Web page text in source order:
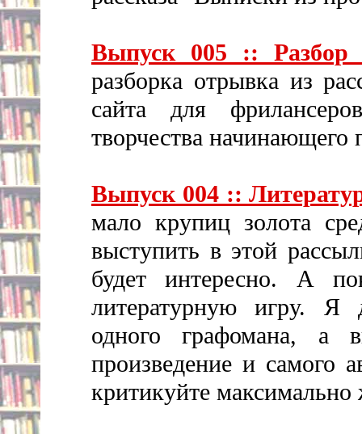
Выпуск 005 ::
разборка отрывка из
сайта для
творчества начинающего
Выпуск 004 ::
мало крупиц золота
выступить в этой
будет интересно. А
литературную игру. Я
одного графомана, а
произведение и самого
критикуйте максимально